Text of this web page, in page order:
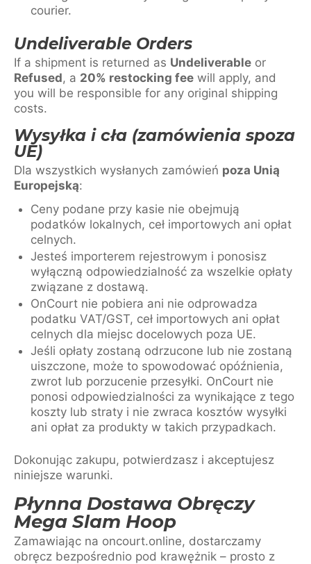
courier.
Undeliverable Orders
If a shipment is returned as Undeliverable or
Refused, a 20% restocking fee will apply, and
you will be responsible for any original shipping
costs.
Wysyłka i cła (zamówienia spoza
UE)
Dla wszystkich wysłanych zamówień poza Unią
Europejską:
Ceny podane przy kasie nie obejmują
podatków lokalnych, ceł importowych ani opłat
celnych.
Jesteś importerem rejestrowym i ponosisz
wyłączną odpowiedzialność za wszelkie opłaty
związane z dostawą.
OnCourt nie pobiera ani nie odprowadza
podatku VAT/GST, ceł importowych ani opłat
celnych dla miejsc docelowych poza UE.
Jeśli opłaty zostaną odrzucone lub nie zostaną
uiszczone, może to spowodować opóźnienia,
zwrot lub porzucenie przesyłki. OnCourt nie
ponosi odpowiedzialności za wynikające z tego
koszty lub straty i nie zwraca kosztów wysyłki
ani opłat za produkty w takich przypadkach.
Dokonując zakupu, potwierdzasz i akceptujesz
niniejsze warunki.
Płynna Dostawa Obręczy
Mega Slam Hoop
Zamawiając na oncourt.online, dostarczamy
obręcz bezpośrednio pod krawężnik – prosto z